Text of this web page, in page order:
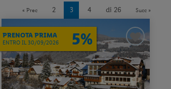
« Prec 2 3 4 di 26 Succ »
PRENOTA PRIMA
ENTRO IL 30/09/2026 5%